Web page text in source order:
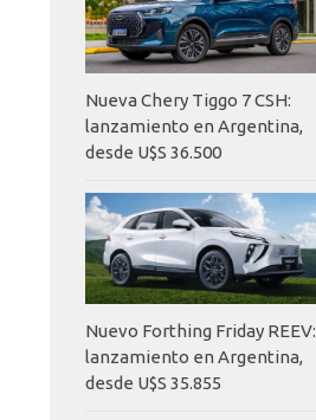
Nueva Chery Tiggo 7 CSH:
lanzamiento en Argentina,
desde U$S 36.500
Nuevo Forthing Friday REEV:
lanzamiento en Argentina,
desde U$S 35.855